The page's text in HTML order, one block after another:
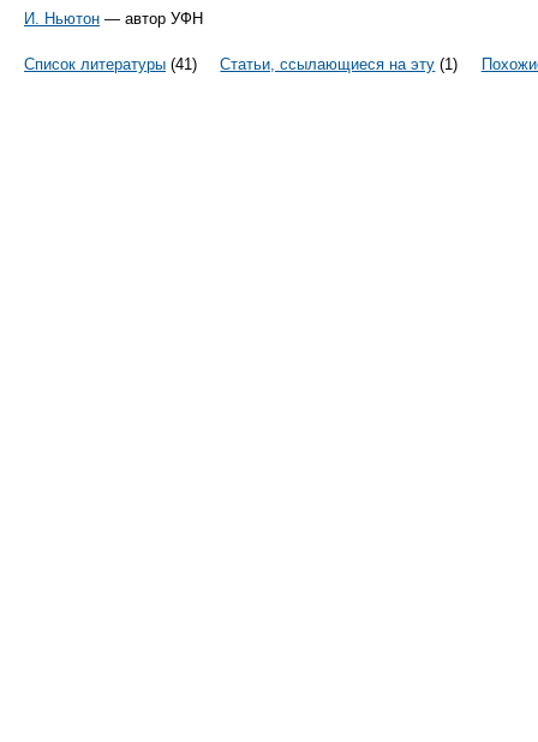
И. Ньютон — автор УФН
Список литературы (41) Статьи, ссылающиеся на эту (1)